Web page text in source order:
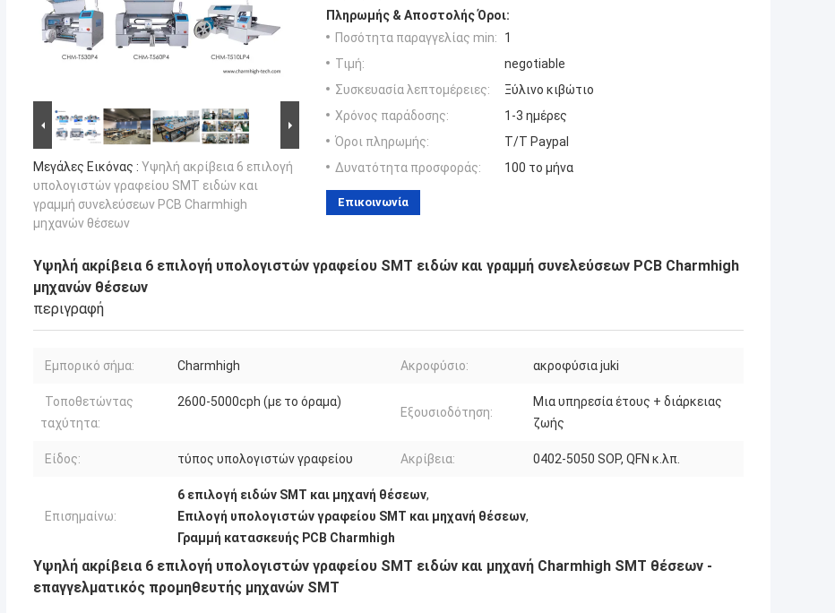
Μεγάλες Εικόνας : Υψηλή ακρίβεια 6 επιλογή
υπολογιστών γραφείου SMT ειδών και
γραμμή συνελεύσεων PCB Charmhigh
μηχανών θέσεων
Πληρωμής & Αποστολής Όροι:
Ποσότητα παραγγελίας min:
1
Τιμή:
negotiable
Συσκευασία λεπτομέρειες:
Ξύλινο κιβώτιο
Χρόνος παράδοσης:
1-3 ημέρες
Όροι πληρωμής:
T/T Paypal
Δυνατότητα προσφοράς:
100 το μήνα
Επικοινωνία
Υψηλή ακρίβεια 6 επιλογή υπολογιστών γραφείου SMT ειδών και γραμμή συνελεύσεων PCB Charmhigh
μηχανών θέσεων
περιγραφή
Εμπορικό σήμα: Charmhigh Ακροφύσιο: ακροφύσια juki
Τοποθετώντας
ταχύτητα:
2600-5000cph (με το όραμα)
Εξουσιοδότηση:
Μια υπηρεσία έτους + διάρκειας
ζωής
Είδος: τύπος υπολογιστών γραφείου Ακρίβεια: 0402-5050 SOP, QFN κ.λπ.
Επισημαίνω:
6 επιλογή ειδών SMT και μηχανή θέσεων,
Επιλογή υπολογιστών γραφείου SMT και μηχανή θέσεων,
Γραμμή κατασκευής PCB Charmhigh
Υψηλή ακρίβεια 6 επιλογή υπολογιστών γραφείου SMT ειδών και μηχανή Charmhigh SMT θέσεων -
επαγγελματικός προμηθευτής μηχανών SMT